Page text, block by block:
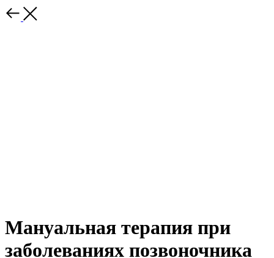
Мануальная терапия при
заболеваниях позвоночника